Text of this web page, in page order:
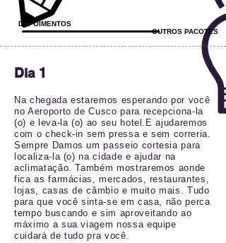
DEPOIMENTOS
OUTROS PACOTES
Dia 1
Na chegada estaremos esperando por você
no Aeroporto de Cusco para recepciona-la
(o) e leva-la (o) ao seu hotel.E ajudaremos
com o check-in sem pressa e sem correria.
Sempre Damos um passeio cortesia para
localiza-la (o) na cidade e ajudar na
aclimatação. Também mostraremos aonde
fica as farmácias, mercados, restaurantes,
lojas, casas de câmbio e muito mais. Tudo
para que você sinta-se em casa, não perca
tempo buscando e sim aproveitando ao
máximo a sua viagem nossa equipe
cuidará de tudo pra você.